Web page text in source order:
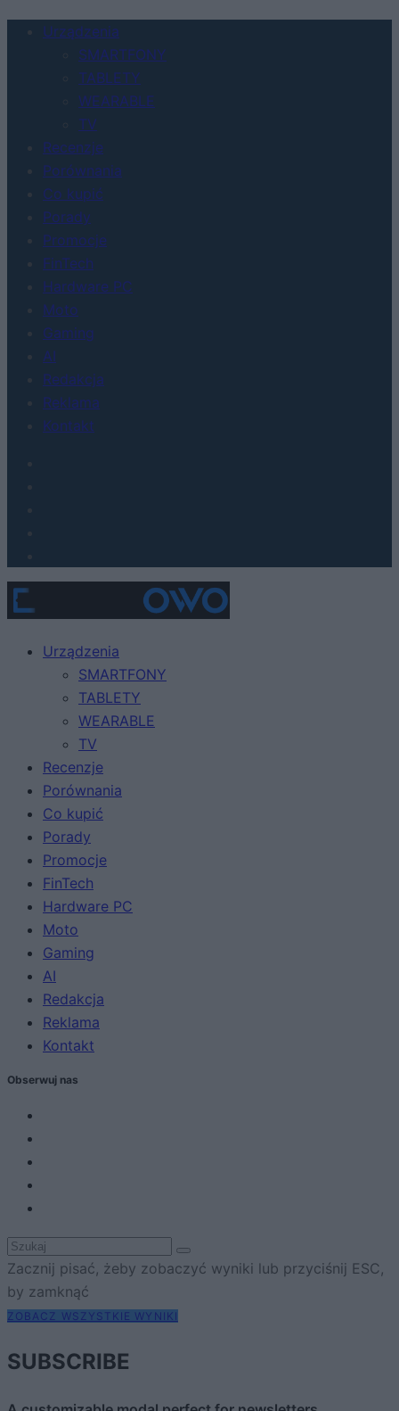
Urządzenia
SMARTFONY
TABLETY
WEARABLE
TV
Recenzje
Porównania
Co kupić
Porady
Promocje
FinTech
Hardware PC
Moto
Gaming
AI
Redakcja
Reklama
Kontakt
Urządzenia
SMARTFONY
TABLETY
WEARABLE
TV
Recenzje
Porównania
Co kupić
Porady
Promocje
FinTech
Hardware PC
Moto
Gaming
AI
Redakcja
Reklama
Kontakt
Obserwuj nas
Zacznij pisać, żeby zobaczyć wyniki lub przyciśnij ESC,
by zamknąć
ZOBACZ WSZYSTKIE WYNIKI
SUBSCRIBE